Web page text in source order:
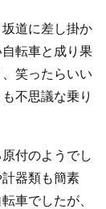
道に差し掛か
転車と成り果
笑ったらいい
不思議な乗り
付のようでし
器類も簡素
車でしたが、